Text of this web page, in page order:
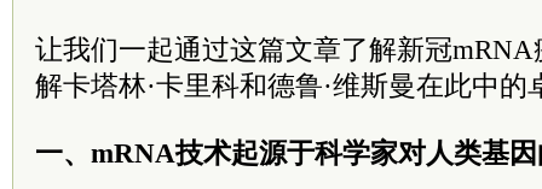
让我们一起通过这篇文章了解新冠
解卡塔林·卡里科和德鲁·维斯曼在此中的
一、mRNA技术起源于科学家对人类基